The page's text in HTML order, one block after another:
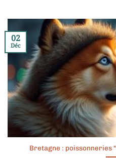
Bretagne : poissonneries
02
Déc